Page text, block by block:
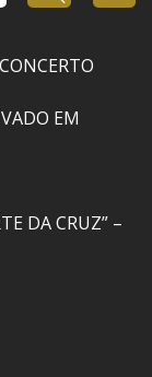
EM
DA CRUZ” –